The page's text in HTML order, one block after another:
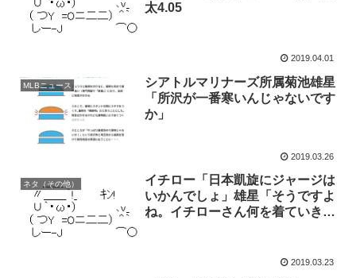
太4.05
2019.04.01
MLBニュース
シアトルマリナーズ所属菊池雄星
「所沢が一番寒いんじゃないです
か」
2019.03.26
ネタ（その他）
イチロー「日本凱旋にジャージは
いかんでしょ」雄星「そうですよ
ね。イチローさん何を着ていきま
2019.03.23